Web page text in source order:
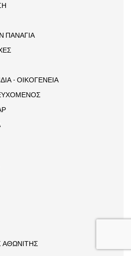
ΠΑΝΑΓΙΑ
- ΟΙΚΟΓΕΝΕΙΑ
ΑΘΩΝΙΤΗΣ